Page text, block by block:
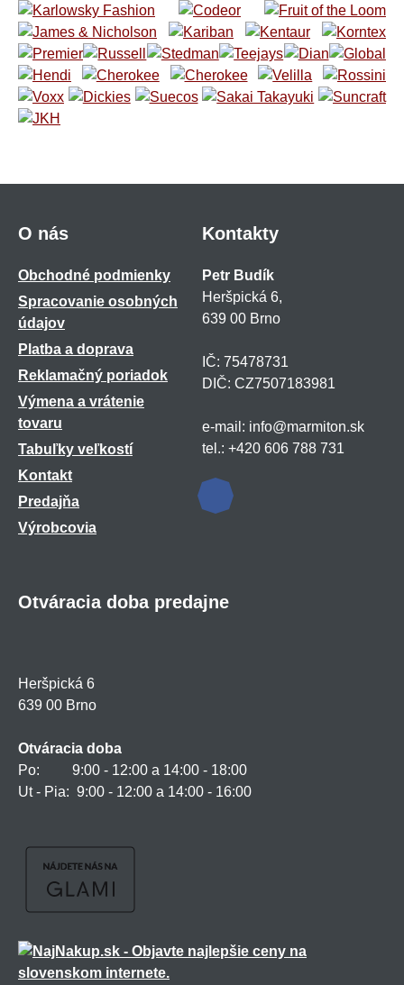
O nás
Obchodné podmienky
Spracovanie osobných
údajov
Platba a doprava
Reklamačný poriadok
Výmena a vrátenie
tovaru
Tabuľky veľkostí
Kontakt
Predajňa
Výrobcovia
Kontakty
Petr Budík
Heršpická 6,
639 00 Brno
IČ: 75478731
DIČ: CZ7507183981
e-mail: info@marmiton.sk
tel.: +420 606 788 731
Otváracia doba predajne
Heršpická 6
639 00 Brno
Otváracia doba
Po: 9:00 - 12:00 a 14:00 - 18:00
Ut - Pia: 9:00 - 12:00 a 14:00 - 16:00